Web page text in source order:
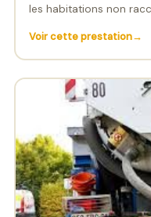
les habitations non
Voir cette prestation